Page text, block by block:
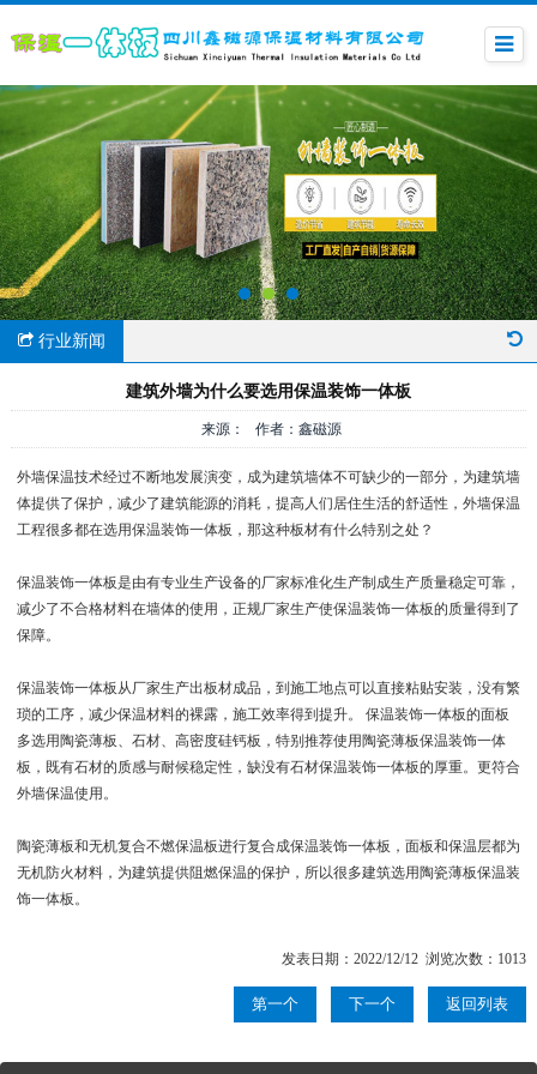
行业新闻
建筑外墙为什么要选用保温装饰一体板
来源： 作者：鑫磁源
外墙保温技术经过不断地发展演变，成为建筑墙体不可缺少的一部分，为建筑墙
体提供了保护，减少了建筑能源的消耗，提高人们居住生活的舒适性，外墙保温
工程很多都在选用保温装饰一体板，那这种板材有什么特别之处？
保温装饰一体板是由有专业生产设备的厂家标准化生产制成生产质量稳定可靠，
减少了不合格材料在墙体的使用，正规厂家生产使保温装饰一体板的质量得到了
保障。
保温装饰一体板从厂家生产出板材成品，到施工地点可以直接粘贴安装，没有繁
琐的工序，减少保温材料的裸露，施工效率得到提升。 保温装饰一体板的面板
多选用陶瓷薄板、石材、高密度硅钙板，特别推荐使用陶瓷薄板保温装饰一体
板，既有石材的质感与耐候稳定性，缺没有石材保温装饰一体板的厚重。更符合
外墙保温使用。
陶瓷薄板和无机复合不燃保温板进行复合成保温装饰一体板，面板和保温层都为
无机防火材料，为建筑提供阻燃保温的保护，所以很多建筑选用陶瓷薄板保温装
饰一体板。
发表日期：2022/12/12 浏览次数：1013
第一个 下一个 返回列表